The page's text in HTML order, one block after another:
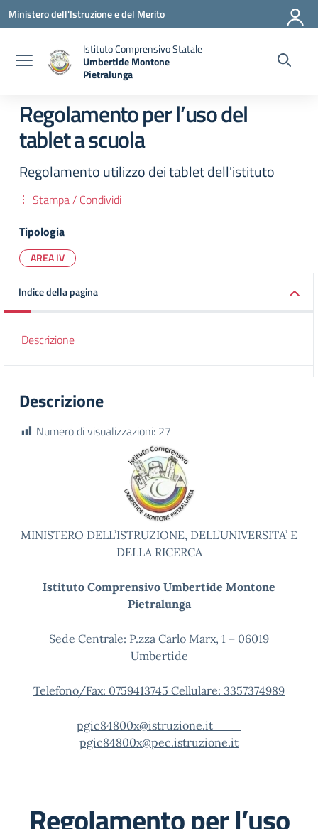
Vai ai contenuti
Vai al menu di navigazione
Vai al footer
Ministero dell'Istruzione e del Merito
Istituto Comprensivo Statale
Umbertide Montone
Pietralunga
Regolamento per l’uso del
tablet a scuola
Regolamento utilizzo dei tablet dell'istituto
Stampa / Condividi
Tipologia
AREA IV
Indice della pagina
Descrizione
Descrizione
Numero di visualizzazioni: 27
MINISTERO DELL’ISTRUZIONE, DELL’UNIVERSITA’ E
DELLA RICERCA
Istituto Comprensivo Umbertide Montone
Pietralunga
Sede Centrale: P.zza Carlo Marx, 1 – 06019
Umbertide
Telefono/Fax: 0759413745 Cellulare: 3357374989
pgic84800x@istruzione.it
pgic84800x@pec.istruzione.it
Regolamento per l’uso